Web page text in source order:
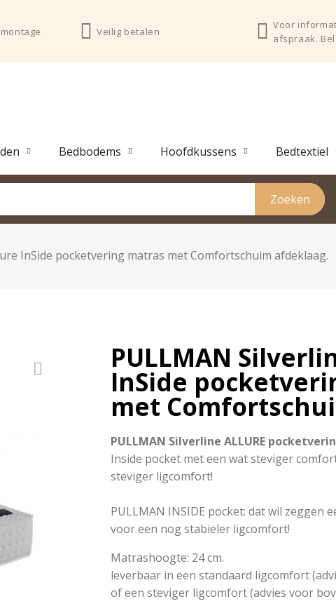
Veilig betalen
Voor
afspraak. Bel
Bedbodems Hoofdkussens Bedtextiel
Zoeken
InSide pocketvering matras met Comfortschuim afdeklaag.
PULLMAN
InSide
met
PULLMAN Silverline ALLURE
Inside pocket met een wat steviger
steviger ligcomfort!
PULLMAN INSIDE pocket: dat wil zeggen
voor een nog stabieler ligcomfort!
Matrashoogte: 24 cm.
leverbaar in een standaard ligcomfort
of een steviger ligcomfort (advies voor